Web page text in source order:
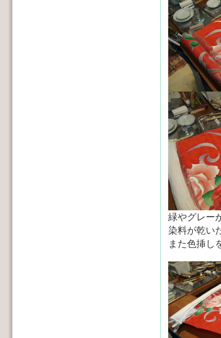
緑やグレー
染料が乾い
また色挿し